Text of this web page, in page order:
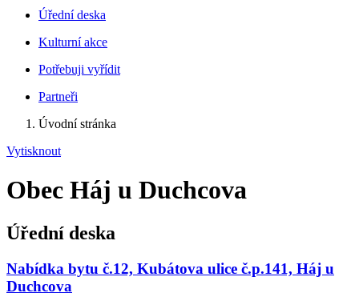
Úřední deska
Kulturní akce
Potřebuji vyřídit
Partneři
Úvodní stránka
Vytisknout
Obec Háj u Duchcova
Úřední deska
Nabídka bytu č.12, Kubátova ulice č.p.141, Háj u
Duchcova